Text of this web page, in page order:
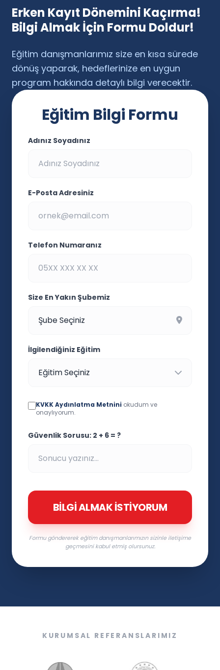
Erken Kayıt Dönemini Kaçırma!
Bilgi Almak İçin Formu Doldur!
Eğitim danışmanlarımız size en kısa sürede
dönüş yaparak, hedeflerinize en uygun
program hakkında detaylı bilgi verecektir.
Eğitim Bilgi Formu
Adınız Soyadınız
E-Posta Adresiniz
Telefon Numaranız
Size En Yakın Şubemiz
İlgilendiğiniz Eğitim
KVKK Aydınlatma Metnini okudum ve
onaylıyorum.
Güvenlik Sorusu: 2 + 6 = ?
BILGI ALMAK İSTIYORUM
Formu göndererek eğitim danışmanlarımızın sizinle iletişime
geçmesini kabul etmiş olursunuz.
KURUMSAL REFERANSLARIMIZ